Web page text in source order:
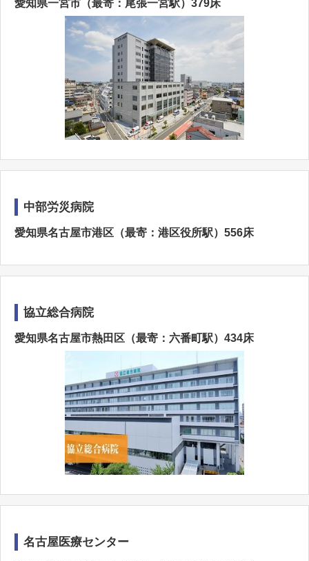
愛知県一宮市（最寄：尾張一宮駅）379床
中部労災病院
愛知県名古屋市港区（最寄：港区役所駅）556床
協立総合病院
愛知県名古屋市熱田区（最寄：六番町駅）434床
名古屋医療センター